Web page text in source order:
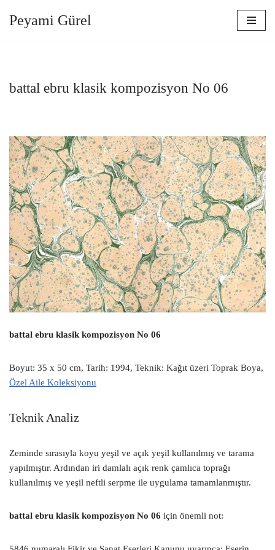
Peyami Gürel
battal ebru klasik kompozisyon No 06
battal ebru klasik kompozisyon No 06
Boyut: 35 x 50 cm, Tarih: 1994, Teknik: Kağıt üzeri Toprak Boya,
Özel Aile Koleksiyonu
Teknik Analiz
Zeminde sırasıyla koyu yeşil ve açık yeşil kullanılmış ve tarama
yapılmıştır. Ardından iri damlalı açık renk çamlıca toprağı
kullanılmış ve yeşil neftli serpme ile uygulama tamamlanmıştır.
battal ebru klasik kompozisyon No 06 için önemli not: